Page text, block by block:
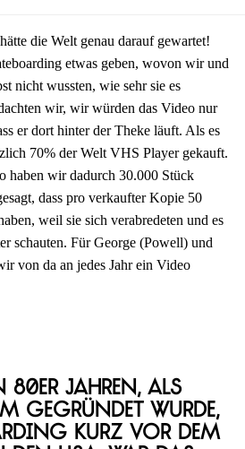
die Welt genau darauf gewartet!
etwas geben, wovon wir und
nicht wussten, wie sehr sie es
wir, wir würden das Video nur
er dort hinter der Theke läuft. Als es
70% der Welt VHS Player gekauft.
haben wir dadurch 30.000 Stück
dass pro verkaufter Kopie 50
weil sie sich verabredeten und es
schauten. Für George (Powell) und
von da an jedes Jahr ein Video
80er Jahren, als
gegründet wurde,
kurz vor dem